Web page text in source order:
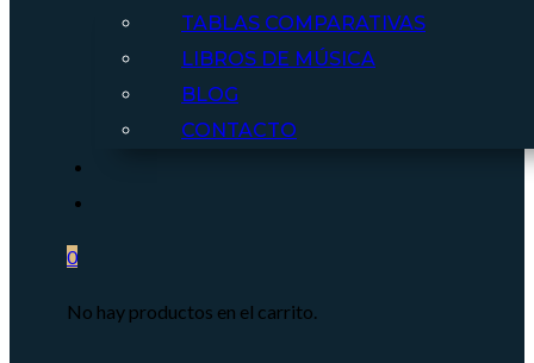
TABLAS COMPARATIVAS
LIBROS DE MÚSICA
BLOG
CONTACTO
0
No hay productos en el carrito.